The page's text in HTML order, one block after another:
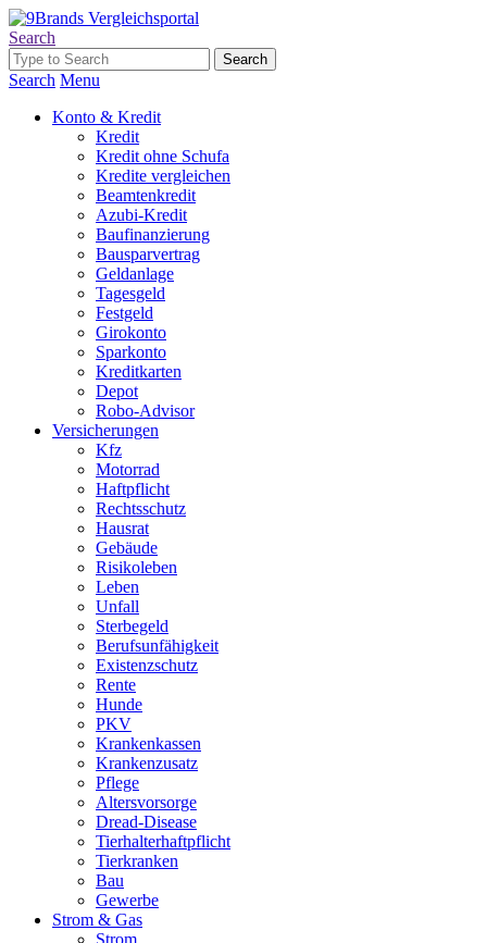
Search
Search Menu
Konto & Kredit
Kredit
Kredit ohne Schufa
Kredite vergleichen
Beamtenkredit
Azubi-Kredit
Baufinanzierung
Bausparvertrag
Geldanlage
Tagesgeld
Festgeld
Girokonto
Sparkonto
Kreditkarten
Depot
Robo-Advisor
Versicherungen
Kfz
Motorrad
Haftpflicht
Rechtsschutz
Hausrat
Gebäude
Risikoleben
Leben
Unfall
Sterbegeld
Berufsunfähigkeit
Existenzschutz
Rente
Hunde
PKV
Krankenkassen
Krankenzusatz
Pflege
Altersvorsorge
Dread-Disease
Tierhalterhaftpflicht
Tierkranken
Bau
Gewerbe
Strom & Gas
Strom